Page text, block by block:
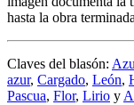
hasta la obra
Claves del blasón:
azur, Cargado, León,
Pascua, Flor, Lirio y